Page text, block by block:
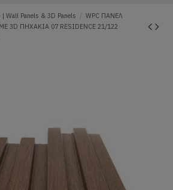
| Wall Panels & 3D Panels
WPC ΠΑΝΕΛ
ΜΕ 3D ΠΗΧΑΚΙΑ 07 RESIDENCE 21/122